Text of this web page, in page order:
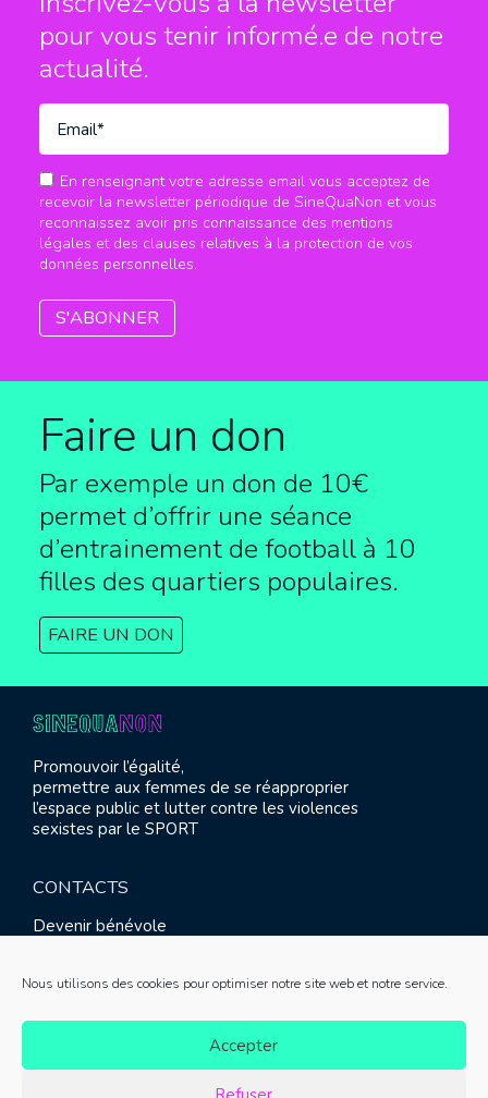
Nous utilisons des cookies pour optimiser notre site web et notre service.
Accepter
pour vous tenir informé.e de notre
actualité.
En renseignant votre adresse email vous acceptez de
recevoir la newsletter périodique de SineQuaNon et vous
reconnaissez avoir pris connaissance des mentions
légales et des clauses relatives à la protection de vos
données personnelles.
Faire un don
Par exemple un don de 10€
permet d’offrir une séance
d’entrainement de football à 10
filles des quartiers populaires.
FAIRE UN DON
Promouvoir l’égalité,
permettre aux femmes de se réapproprier
l’espace public et lutter contre les violences
sexistes par le SPORT
CONTACTS
Devenir bénévole
Contact